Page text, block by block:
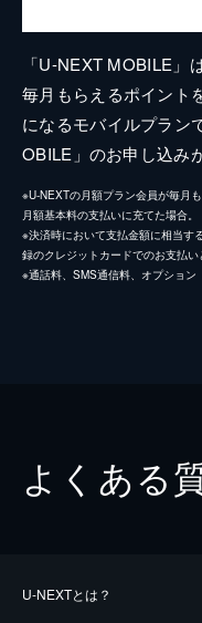
「U-NEXT MOBILE
毎月もらえるポイント
になるモバイルプラン
OBILE」のお申し込み
※U-NEXTの月額プラン会員が毎月
月額基本料の支払いに充てた場合。
※決済時において支払金額に相当す
録のクレジットカードでのお支払い
※通話料、SMS通信料、オプション
よくある
U-NEXTとは？